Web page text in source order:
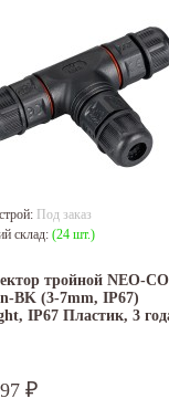
Под заказ
склад: (24 шт.)
тройной NEO-
BK (3-7mm, IP67)
IP67 Пластик, 3
₽